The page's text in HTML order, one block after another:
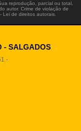
reprodução, parcial ou total,
autor. Crime de violação de
Lei de direitos autorais
- SALGADOS
-